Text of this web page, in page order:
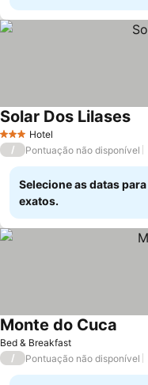
3 EstrelasHotel
Solar Dos Lilases
/ Pontuação não disponível
Selecione as datas
exatos.
Bed & Breakfast
Monte do Cuca
/ Pontuação não disponível